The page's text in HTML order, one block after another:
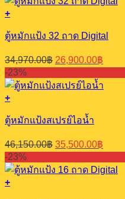
21,970.00฿.
+
ตู้หมักแป้ง 32 ถาด Digital
34,970.00฿ Original
price
was:
34,970.00฿.
26,900.00฿
price
is:
-23%
+
ตู้หมักแป้งสเปรย์ไอน้ำ
46,150.00฿ Original
price
was:
46,150.00฿.
35,500.00฿
price
is:
-23%
+